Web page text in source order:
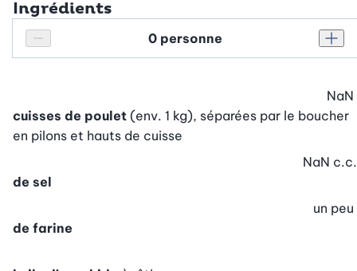
Ingrédients
Réduire le nombre de personnes
Personnes
cuisses de poulet (env. 1 kg), séparées par le boucher
en pilons et hauts de cuisse
NaN
de sel
NaN c.c.
de farine
un peu